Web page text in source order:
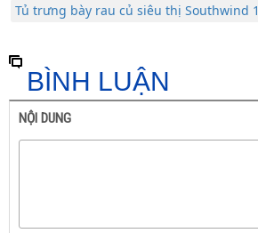
Tủ trưng bày rau củ siêu thị Southwind
BÌNH LUẬN
NỘI DUNG